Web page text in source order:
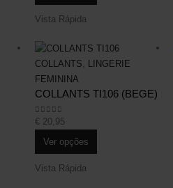
Vista Rápida
COLLANTS
LINGERIE
FEMININA
COLLANTS TI106 (BEGE)
0out of 5
€20,95
Ver opções
Vista Rápida
Social Media